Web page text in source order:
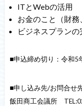
ITとWebの活用
お金のこと（財務
ビジネスプラン
■申込締め切り：令和5
■申し込み先/お問合せ
飯田商工会議所